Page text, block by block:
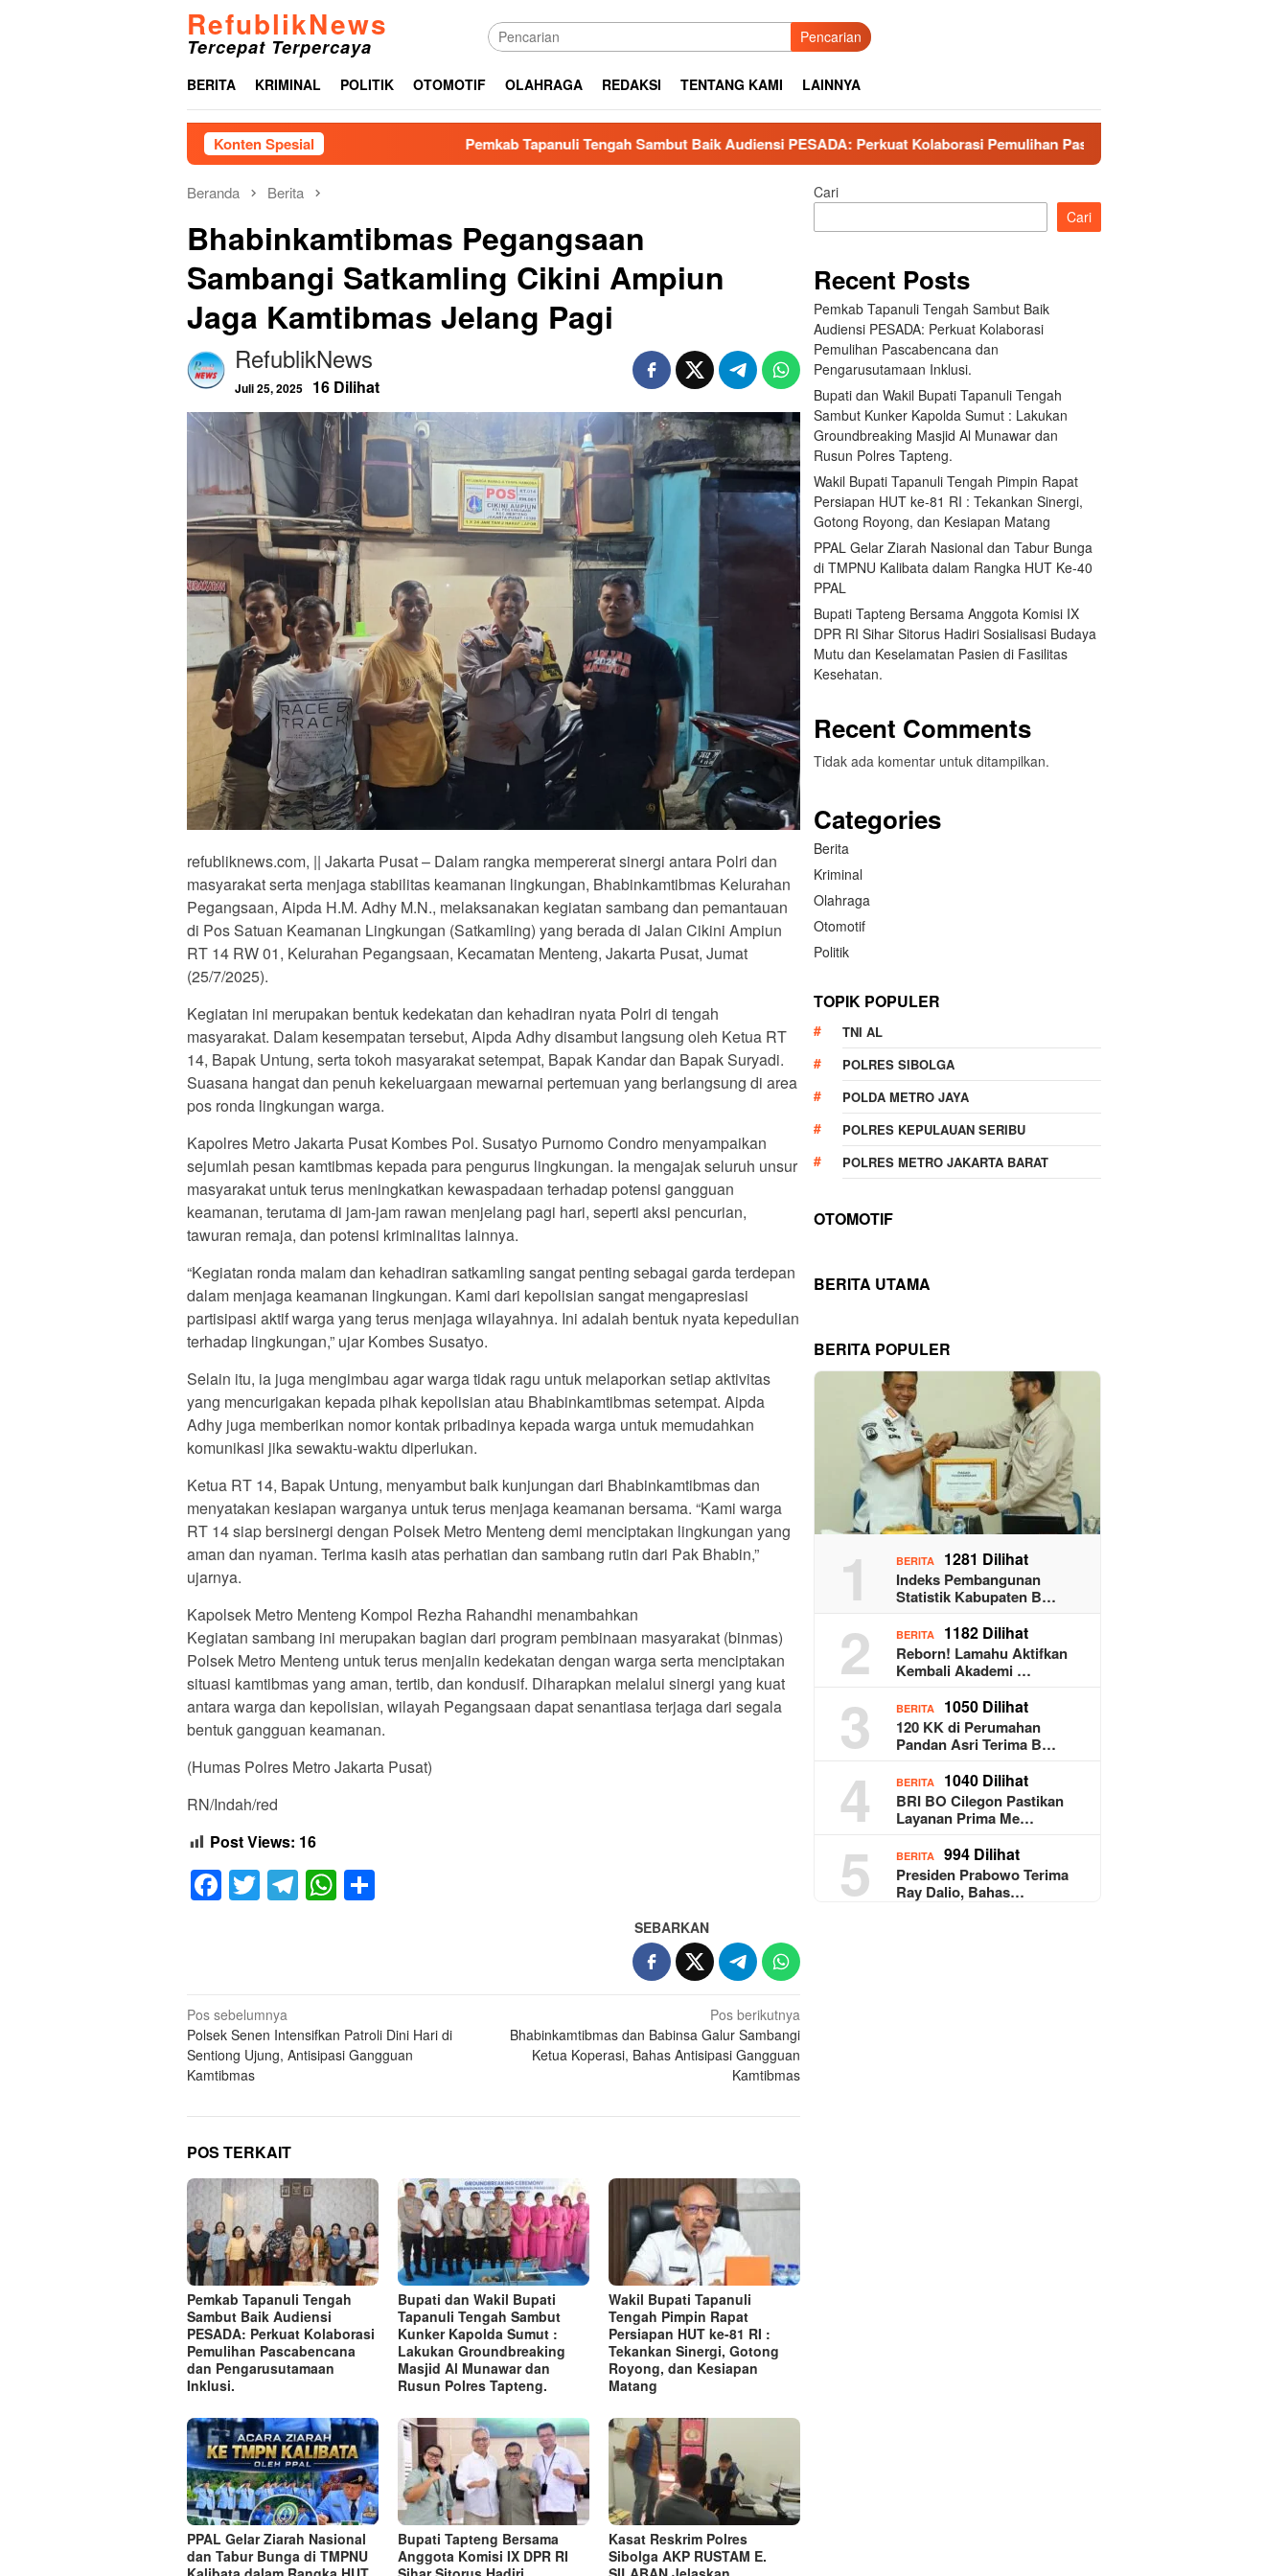
RefublikNews
Tercepat Terpercaya Pencarian
BERITA KRIMINAL POLITIK OTOMOTIF OLAHRAGA REDAKSI TENTANG KAMI LAINNYA
Konten Spesial Pemkab Tapanuli Tengah Sambut Baik Audiensi PESADA: Perkuat Kolaborasi Pemulihan Pascabencana dan Pengarusutamaan Inklusi.
Beranda Berita
Bhabinkamtibmas Pegangsaan
Sambangi Satkamling Cikini Ampiun
Jaga Kamtibmas Jelang Pagi
RefublikNews
Juli 25, 2025 16 Dilihat
refubliknews.com, || Jakarta Pusat – Dalam rangka mempererat sinergi antara Polri dan
masyarakat serta menjaga stabilitas keamanan lingkungan, Bhabinkamtibmas Kelurahan
Pegangsaan, Aipda H.M. Adhy M.N., melaksanakan kegiatan sambang dan pemantauan
di Pos Satuan Keamanan Lingkungan (Satkamling) yang berada di Jalan Cikini Ampiun
RT 14 RW 01, Kelurahan Pegangsaan, Kecamatan Menteng, Jakarta Pusat, Jumat
(25/7/2025).
Kegiatan ini merupakan bentuk kedekatan dan kehadiran nyata Polri di tengah
masyarakat. Dalam kesempatan tersebut, Aipda Adhy disambut langsung oleh Ketua RT
14, Bapak Untung, serta tokoh masyarakat setempat, Bapak Kandar dan Bapak Suryadi.
Suasana hangat dan penuh kekeluargaan mewarnai pertemuan yang berlangsung di area
pos ronda lingkungan warga.
Kapolres Metro Jakarta Pusat Kombes Pol. Susatyo Purnomo Condro menyampaikan
sejumlah pesan kamtibmas kepada para pengurus lingkungan. Ia mengajak seluruh unsur
masyarakat untuk terus meningkatkan kewaspadaan terhadap potensi gangguan
keamanan, terutama di jam-jam rawan menjelang pagi hari, seperti aksi pencurian,
tawuran remaja, dan potensi kriminalitas lainnya.
“Kegiatan ronda malam dan kehadiran satkamling sangat penting sebagai garda terdepan
dalam menjaga keamanan lingkungan. Kami dari kepolisian sangat mengapresiasi
partisipasi aktif warga yang terus menjaga wilayahnya. Ini adalah bentuk nyata kepedulian
terhadap lingkungan,” ujar Kombes Susatyo.
Selain itu, ia juga mengimbau agar warga tidak ragu untuk melaporkan setiap aktivitas
yang mencurigakan kepada pihak kepolisian atau Bhabinkamtibmas setempat. Aipda
Adhy juga memberikan nomor kontak pribadinya kepada warga untuk memudahkan
komunikasi jika sewaktu-waktu diperlukan.
Ketua RT 14, Bapak Untung, menyambut baik kunjungan dari Bhabinkamtibmas dan
menyatakan kesiapan warganya untuk terus menjaga keamanan bersama. “Kami warga
RT 14 siap bersinergi dengan Polsek Metro Menteng demi menciptakan lingkungan yang
aman dan nyaman. Terima kasih atas perhatian dan sambang rutin dari Pak Bhabin,”
ujarnya.
Kapolsek Metro Menteng Kompol Rezha Rahandhi menambahkan
Kegiatan sambang ini merupakan bagian dari program pembinaan masyarakat (binmas)
Polsek Metro Menteng untuk terus menjalin kedekatan dengan warga serta menciptakan
situasi kamtibmas yang aman, tertib, dan kondusif. Diharapkan melalui sinergi yang kuat
antara warga dan kepolisian, wilayah Pegangsaan dapat senantiasa terjaga dari segala
bentuk gangguan keamanan.
(Humas Polres Metro Jakarta Pusat)
RN/Indah/red
Post Views: 16
Facebook
TwitterTelegram
WhatsApp
SEBARKAN
Navigasi
pos
Pos sebelumnya
Polsek Senen Intensifkan Patroli Dini Hari di
Sentiong Ujung, Antisipasi Gangguan
Kamtibmas
Pos berikutnya
Bhabinkamtibmas dan Babinsa Galur Sambangi
Ketua Koperasi, Bahas Antisipasi Gangguan
Kamtibmas
POS TERKAIT
Pemkab Tapanuli Tengah
Sambut Baik Audiensi
PESADA: Perkuat Kolaborasi
Pemulihan Pascabencana
dan Pengarusutamaan
Inklusi.
Bupati dan Wakil Bupati
Tapanuli Tengah Sambut
Kunker Kapolda Sumut :
Lakukan Groundbreaking
Masjid Al Munawar dan
Rusun Polres Tapteng.
Wakil Bupati Tapanuli
Tengah Pimpin Rapat
Persiapan HUT ke-81 RI :
Tekankan Sinergi, Gotong
Royong, dan Kesiapan
Matang
PPAL Gelar Ziarah Nasional
dan Tabur Bunga di TMPNU
Bupati Tapteng Bersama
Anggota Komisi IX DPR RI
Kasat Reskrim Polres
Sibolga AKP RUSTAM E.
Cari
Cari
Recent Posts
Pemkab Tapanuli Tengah Sambut Baik
Audiensi PESADA: Perkuat Kolaborasi
Pemulihan Pascabencana dan
Pengarusutamaan Inklusi.
Bupati dan Wakil Bupati Tapanuli Tengah
Sambut Kunker Kapolda Sumut : Lakukan
Groundbreaking Masjid Al Munawar dan
Rusun Polres Tapteng.
Wakil Bupati Tapanuli Tengah Pimpin Rapat
Persiapan HUT ke-81 RI : Tekankan Sinergi,
Gotong Royong, dan Kesiapan Matang
PPAL Gelar Ziarah Nasional dan Tabur Bunga
di TMPNU Kalibata dalam Rangka HUT Ke-40
PPAL
Bupati Tapteng Bersama Anggota Komisi IX
DPR RI Sihar Sitorus Hadiri Sosialisasi Budaya
Mutu dan Keselamatan Pasien di Fasilitas
Kesehatan.
Recent Comments
Tidak ada komentar untuk ditampilkan.
Categories
Berita
Kriminal
Olahraga
Otomotif
Politik
TOPIK POPULER
TNI AL
POLRES SIBOLGA
POLDA METRO JAYA
POLRES KEPULAUAN SERIBU
POLRES METRO JAKARTA BARAT
OTOMOTIF
BERITA UTAMA
BERITA POPULER
1 BERITA 1281 Dilihat
Indeks Pembangunan
Statistik Kabupaten B…
2 BERITA 1182 Dilihat
Reborn! Lamahu Aktifkan
Kembali Akademi …
3 BERITA 1050 Dilihat
120 KK di Perumahan
Pandan Asri Terima B…
4 BERITA 1040 Dilihat
BRI BO Cilegon Pastikan
Layanan Prima Me…
5 BERITA 994 Dilihat
Presiden Prabowo Terima
Ray Dalio, Bahas…